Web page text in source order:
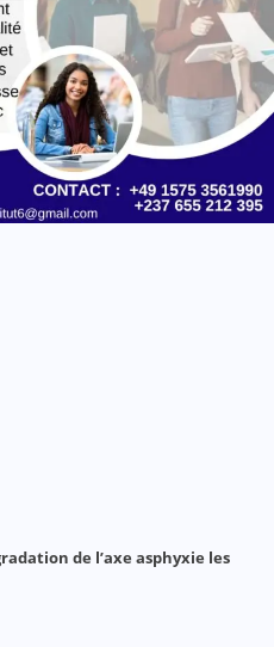
de l’axe asphyxie les